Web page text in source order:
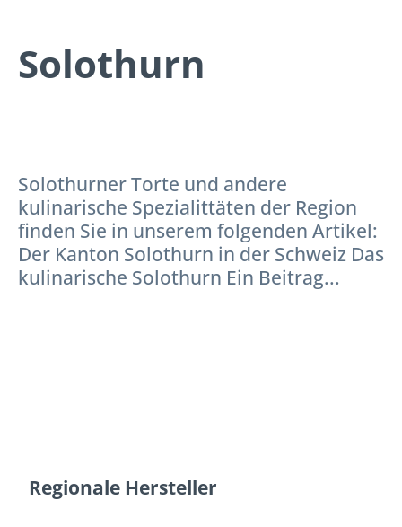
Solothurn
Solothurner Torte und andere
kulinarische Spezialittäten der Region
finden Sie in unserem folgenden Artikel:
Der Kanton Solothurn in der Schweiz Das
kulinarische Solothurn Ein Beitrag...
Regionale Hersteller